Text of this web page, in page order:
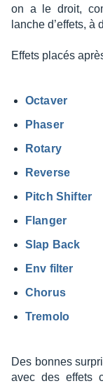
on a le droit,
lanche d’ef­fets,
Effets placés
Octa­ver
Phaser
Rotary
Reverse
Pitch Shif­ter
Flan­ger
Slap Back
Env filter
Chorus
Tremolo
Des bonnes
avec des effets